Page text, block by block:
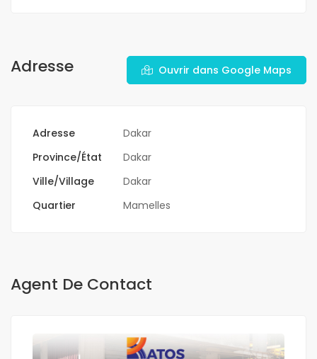
Adresse Ouvrir dans Google Maps
Adresse
Dakar
Province/État
Dakar
Ville/Village
Dakar
Quartier
Mamelles
Agent De Contact